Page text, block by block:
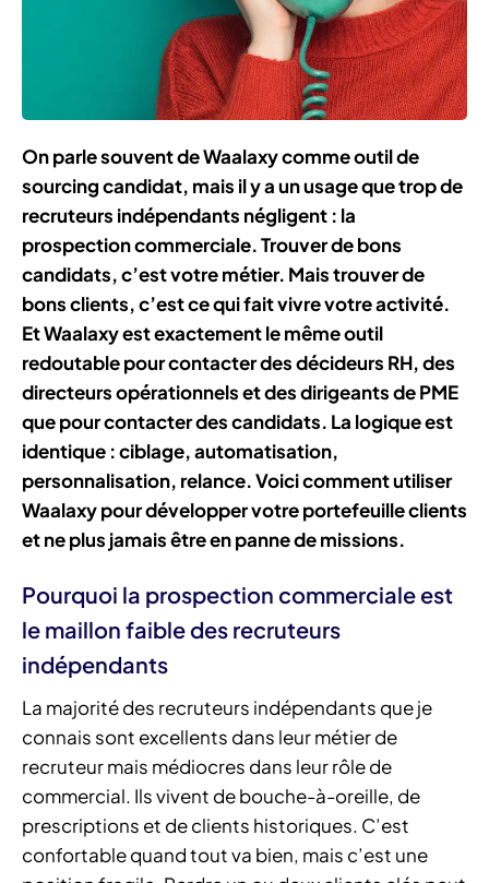
On parle souvent de Waalaxy comme outil de
sourcing candidat, mais il y a un usage que trop de
recruteurs indépendants négligent : la
prospection commerciale. Trouver de bons
candidats, c’est votre métier. Mais trouver de
bons clients, c’est ce qui fait vivre votre activité.
Et Waalaxy est exactement le même outil
redoutable pour contacter des décideurs RH, des
directeurs opérationnels et des dirigeants de PME
que pour contacter des candidats. La logique est
identique : ciblage, automatisation,
personnalisation, relance. Voici comment utiliser
Waalaxy pour développer votre portefeuille clients
et ne plus jamais être en panne de missions.
Pourquoi la prospection commerciale est
le maillon faible des recruteurs
indépendants
La majorité des recruteurs indépendants que je
connais sont excellents dans leur métier de
recruteur mais médiocres dans leur rôle de
commercial. Ils vivent de bouche-à-oreille, de
prescriptions et de clients historiques. C’est
confortable quand tout va bien, mais c’est une